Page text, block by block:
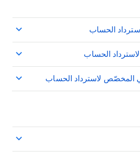
الحساب
الحساب
المخصّص لاسترداد الحساب